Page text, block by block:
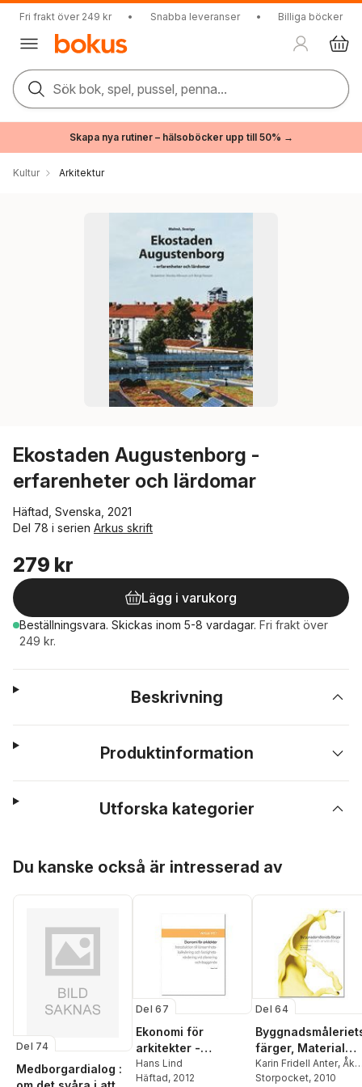
Fri frakt över 249 kr • Snabba leveranser • Billiga böcker
Sök bok, spel, pussel, penna...
Skapa nya rutiner – hälsoböcker upp till 50% →
Kultur Arkitektur
Ekostaden Augustenborg -
erfarenheter och lärdomar
Häftad, Svenska, 2021
Del 78 i serien Arkus skrift
279 kr
Lägg i varukorg
Beställningsvara. Skickas inom 5-8 vardagar. Fri frakt över
249 kr.
Beskrivning
Produktinformation
Utforska kategorier
Du kanske också är intresserad av
Del 74
Medborgardialog :
Del 67
Ekonomi för
arkitekter -
Introduktion till
lönsamhetskalkyler
Hans Lind
Häftad, 2012
Del 64
färger, Material
och användning
Karin Fridell Anter, Åke
Svedmyr,Henrik
Storpocket, 2010